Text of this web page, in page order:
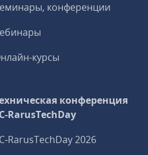
конференции
курсы
конференция
2026